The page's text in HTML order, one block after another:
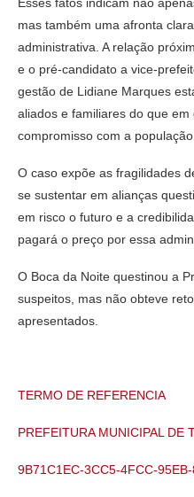
Esses fatos indicam não
mas também uma afronta
administrativa. A relação
e o pré-candidato a vice-
gestão de Lidiane Marques
aliados e familiares do que
compromisso com a
O caso expõe as fragilidades
se sustentar em alianças
em risco o futuro e a
pagará o preço por essa
O Boca da Noite questinou a
suspeitos, mas não obteve
apresentados.
TERMO DE REFERENCIA
PREFEITURA MUNICIPAL DE
9B71C1EC-3CC5-4FCC-